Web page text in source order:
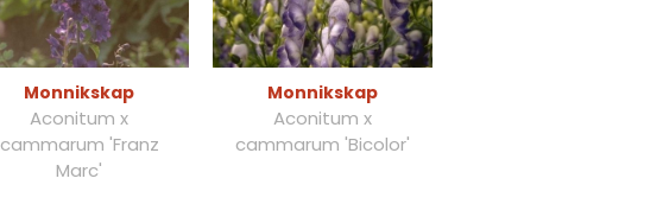
Monnikskap
Aconitum x
cammarum 'Franz
Marc'
Monnikskap
Aconitum x
cammarum 'Bicolor'